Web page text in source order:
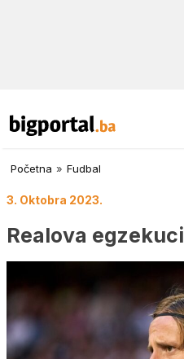
Početna » Fudbal
3. Oktobra 2023.
Realova